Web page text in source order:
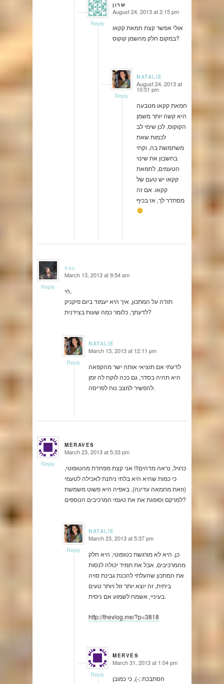
שרון
says: August 24, 2013 at 2:15 pm
אולי אפשר קצת חמאת קקאו
במקום חלק מהשמן קוקוס?
Reply
NATALIE
says: August 24, 2013 at
10:51 pm
חמאת קקאו מטבעה
היא קשה יותר משמן
הקוקוס, לכן שימי לב
לכמות שאת
משתמשת בה, וקחי
בחשבון את שינוי
הטעמים, לחמאת
קקאו יש טעם של
קקאו. אם זה
מסתדר לך, אז בכיף
Reply
נגה
says: March 13, 2013 at 9:54 am
הי,
תודה על המתכון, איך היא יעמוד ביום פיקניק
לדעתך, כלומר כמה שעות בצידנית?
Reply
NATALIE
says: March 13, 2013 at 12:11 pm
לדעתי אם תוציאי אותה ישר מהקפאה
היא תהיה בסדר, גם ככה לוקח לה זמן
להפשיר למצב נוח לפריסה.
Reply
MERAVES
says: March 23, 2013 at 5:33 pm
כרגיל, נראה מדהים!!! אני קצת מפחדת מהטופוטי,
כי כמות שהיא היא בלתי ניתנת לאכילה לטעמי
(וזאת מחמאה עדינה). באפיה היא פשוט משמשת
למרקם וסופגת את את טעמי המרכיבים הנוספים?
Reply
NATALIE
says: March 23, 2013 at 5:37 pm
כן, היא לא מורגשת כטופוטי, היא חלק
מהמרכיבים, אבל את תמיד יכולה לנסות
את המתכון שהעלתי להכנת גבינת סויה
ביתית, זה יוצא יותר זול ויותר טעים
בעיניי, אשמח לשמוע אם ניסית.
http://thevlog.me/?p=3818
Reply
MERVES
says: March 31, 2013 at 1:04 pm
הסתבכת ;-), כי כמובן
Reply